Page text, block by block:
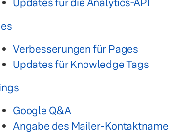
Updates für die Analytics-API
Verbesserungen für Pages
Updates für Knowledge Tags
Google Q&A
Angabe des Mailer-